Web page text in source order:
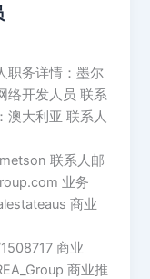
职务详情：墨尔
络开发人员 联系
澳大利亚 联系人
联系人邮
业务
商业
商业
商业推